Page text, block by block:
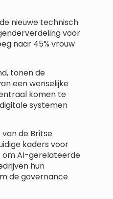
nieuwe technisch
voor
naar 45% vrouw
tonen de
een wenselijke
komen te
systemen
de Britse
kaders voor
om AI-gerelateerde
hun
de governance